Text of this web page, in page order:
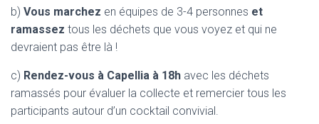
b) Vous marchez en équipes de 3-4 personnes et
ramassez tous les déchets que vous voyez et qui ne
devraient pas être là !
c) Rendez-vous à Capellia à 18h avec les déchets
ramassés pour évaluer la collecte et remercier tous les
participants autour d’un cocktail convivial.